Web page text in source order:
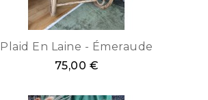
Plaid En Laine - Émeraude
75,00 €